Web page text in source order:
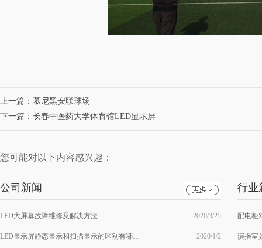
上一篇： 慕尼黑安联球场
下一篇： 长春中医药大学体育馆LED显示屏
您可能对以下内容感兴趣：
公司新闻
LED大屏幕故障维修及解决方法 2020/3/25
LED显示屏静态显示和扫描显示的区别有哪些？ 2020/1/2
行业
配电柜
演播室